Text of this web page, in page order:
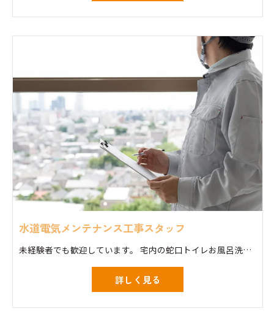
水道電気メンテナンス工事スタッフ
未経験者でも歓迎しています。 宅内の蛇口トイレお風呂洗面台の修理交換工事 スイッチコンセント換気扇照明器具等の交換
詳しく見る